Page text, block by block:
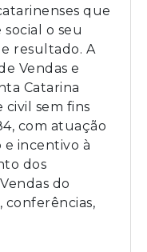
que
o seu
resultado. A
Vendas e
Catarina
civil sem fins
com atuação
e incentivo à
dos
do
conferências,